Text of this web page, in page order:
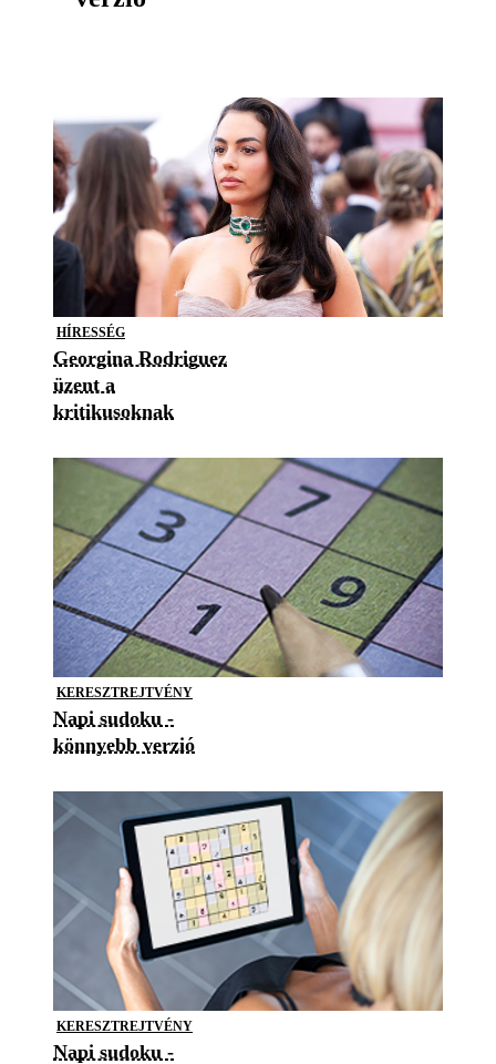
HÍRESSÉG
Georgina Rodriguez
üzent a
kritikusoknak
KERESZTREJTVÉNY
Napi sudoku -
könnyebb verzió
KERESZTREJTVÉNY
Napi sudoku -